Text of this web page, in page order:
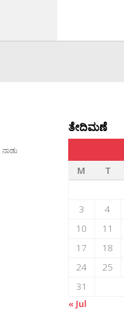
ನಾಡು
ತೇದಿಮಣೆ
M
T
3
4
10
11
17
18
24
25
31
« Jul